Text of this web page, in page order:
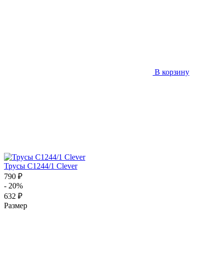
В корзину
Трусы C1244/1 Clever
790 ₽
- 20%
632 ₽
Размер